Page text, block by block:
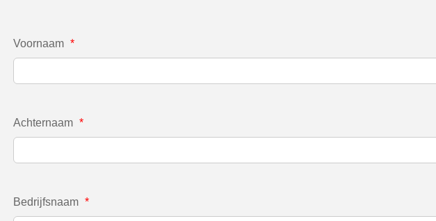
Voornaam *
Achternaam *
Bedrijfsnaam *